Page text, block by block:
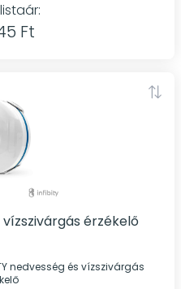
Ft
vízszivárgás érzékelő
nedvesség és vízszivárgás